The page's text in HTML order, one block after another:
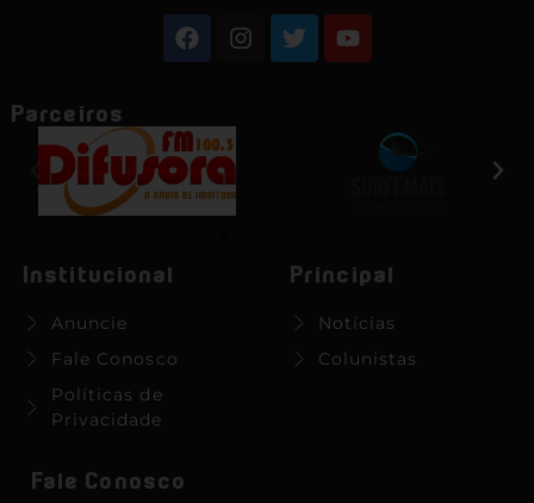
Parceiros
Institucional
Anuncie
Fale Conosco
Políticas de
Privacidade
Principal
Notícias
Colunistas
Fale Conosco